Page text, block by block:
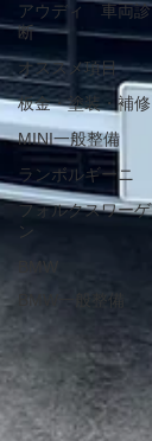
アウディ 車両診
断
オススメ項目
板金・塗装・補修
MINI一般整備
ランボルギーニ
フォルクスワーゲ
ン
BMW
BMW一般整備